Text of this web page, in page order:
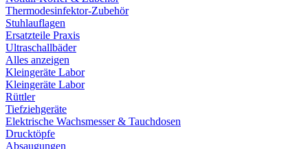
Thermodesinfektor-Zubehör
Stuhlauflagen
Ersatzteile Praxis
Ultraschallbäder
Alles anzeigen
Kleingeräte Labor
Kleingeräte Labor
Rüttler
Tiefziehgeräte
Elektrische Wachsmesser & Tauchdosen
Drucktöpfe
Absaugungen